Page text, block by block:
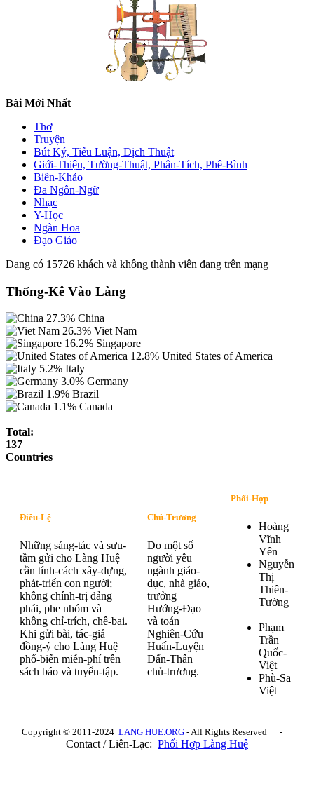
Bài Mới Nhất
Thơ
Truyện
Bút Ký, Tiểu Luận, Dịch Thuật
Giới-Thiệu, Tường-Thuật, Phân-Tích, Phê-Bình
Biên-Khảo
Đa Ngôn-Ngữ
Nhạc
Y-Học
Ngàn Hoa
Đạo Giáo
Đang có 15726 khách và không thành viên đang trên mạng
Thống-Kê Vào Làng
27.3% China
26.3% Viet Nam
16.2% Singapore
12.8% United States of America
5.2% Italy
3.0% Germany
1.9% Brazil
1.1% Canada
Total:
137
Countries
Điều-Lệ
Những sáng-tác và sưu-
tầm gửi cho Làng Huệ
cần tính-cách xây-dựng,
phát-triển con người;
không chính-trị đảng
phái, phe nhóm và
không chỉ-trích, chê-bai.
Khi gửi bài, tác-giả
đồng-ý cho Làng Huệ
phổ-biến miễn-phí trên
sách báo và tuyển-tập.
Chủ-Trương
Do một số
người yêu
ngành giáo-
dục, nhà giáo,
trưởng
Hướng-Đạo
và toán
Nghiên-Cứu
Huấn-Luyện
Dấn-Thân
chủ-trương.
Phối-Hợp
Hoàng
Vĩnh
Yên
Nguyễn
Thị
Thiên-
Tường
Phạm
Trần
Quốc-
Việt
Phù-Sa
Việt
Copyright © 2011-2024 LANG HUE.ORG- All Rights Reserved -
Contact / Liên-Lạc: Phối Hợp Làng Huệ